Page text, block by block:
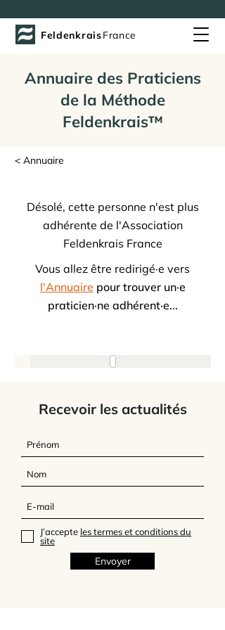
FeldenkraisFrance
Annuaire des Praticiens
de la Méthode
Feldenkrais™
< Annuaire
Désolé, cette personne n'est plus
adhérente de l'Association
Feldenkrais France
Vous allez être redirigé·e vers
l'Annuaire pour trouver un·e
praticien·ne adhérent·e...
Recevoir les actualités
J’accepte les termes et conditions du
site
Envoyer